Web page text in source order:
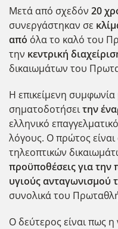
Μετά από σχεδόν 20
συνεργάστηκαν σε
από όλα το καλό του
την κεντρική
δικαιωμάτων του
Η επικείμενη
σηματοδοτήσειτην
ελληνικό
λόγους. Ο πρώτος είναι
τηλεοπτικών
προϋποθέσεις για την
υγιούς ανταγωνισμού
συνολικά του
Ο δεύτερος είναι πως